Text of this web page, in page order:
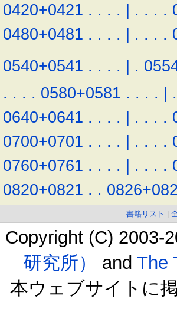
0420+0421 . . . . | . . . .
0480+0481 . . . . | . . . .
0540+0541 . . . . | .
. . . . 0580+0581 . . . . | .
0640+0641 . . . . | . . . .
0700+0701 . . . . | . . . .
0760+0761 . . . . | . . . .
0820+0821 . .
書籍リスト
Copyright (C) 2003-
研究所）
and The
本ウェブサイトに